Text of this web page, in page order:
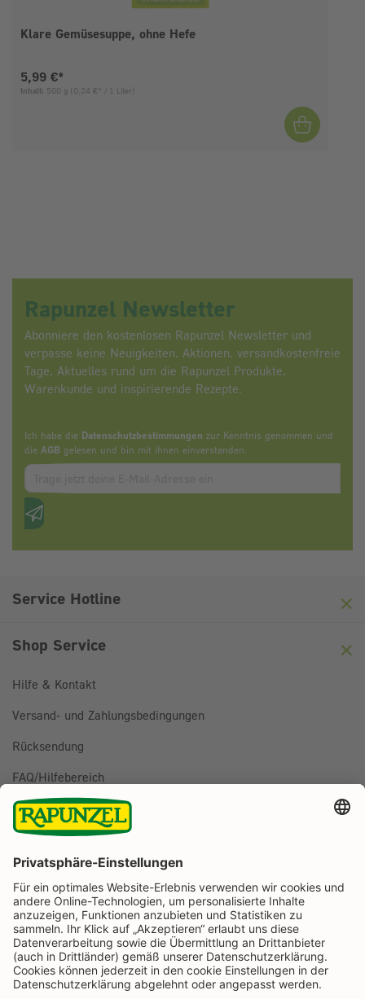
Klare Gemüsesuppe, ohne Hefe
Aktueller Preis:
5,99 €*
Inhalt: 500 g (0,24 €* / 1 Liter)
Rapunzel Newsletter
Abonniere den kostenlosen Rapunzel Newsletter und
verpasse keine Neuigkeiten, Aktionen, versandkostenfreie
Tage, Aktuelles rund um die Rapunzel Produkte,
Warenkunde und inspirierende Rezepte.
Ich habe die Datenschutzbestimmungen zur Kenntnis genommen und
die AGB gelesen und bin mit ihnen einverstanden.
Zum abbonieren des Newsletters, bitte E-Mail Adresse
Anti-Roboter-Verifizierung
Service Hotline
Shop Service
Hilfe & Kontakt
Versand- und Zahlungsbedingungen
Rücksendung
FAQ/Hilfebereich
BESTELLUNG WIDERRUFEN
Rapunzel Naturkost auf Facebook
Rapunzel Naturkost auf Instagram
Rapunzel Naturkost auf YouTube
Rapunzel Naturkost auf Pinterest
Rapunzel Naturkost auf LinkedIn
Informationen